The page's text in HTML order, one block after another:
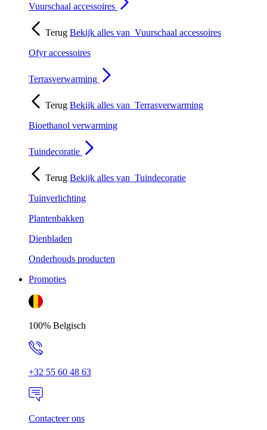
Vuurschaal accessoires
Terug Bekijk alles van Vuurschaal accessoires
Ofyr accessoires
Terrasverwarming
Terug Bekijk alles van Terrasverwarming
Bioethanol verwarming
Tuindecoratie
Terug Bekijk alles van Tuindecoratie
Tuinverlichting
Plantenbakken
Dienbladen
Onderhouds producten
Promoties
100% Belgisch
+32 55 60 48 63
Contacteer ons